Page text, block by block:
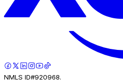
NMLS ID#920968.